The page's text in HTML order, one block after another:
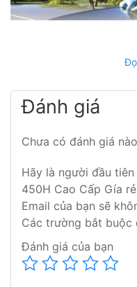
vỡ, bạn đang muốn
chỉ thay kính ô tô uy
chuyên thay kính lái ô tô
kính hậu , kính góc tam
Đánh giá
Chưa có đánh giá
Hãy là người đầu tiên
450H Cao Cấp Gía
Email của bạn sẽ
Các trường bắt buộc
Đánh giá của bạn